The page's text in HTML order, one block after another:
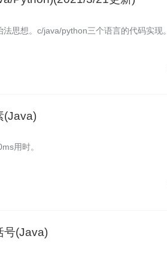
思想。c/java/python三个语言的代码实现。
(Java)
用时。
号(Java)